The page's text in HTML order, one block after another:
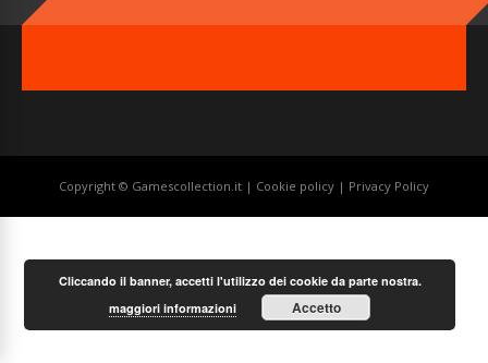
Copyright © Gamescollection.it | Cookie policy | Privacy Policy
Cliccando il banner, accetti l'utilizzo dei cookie da parte nostra.
maggiori informazioni
Accetto